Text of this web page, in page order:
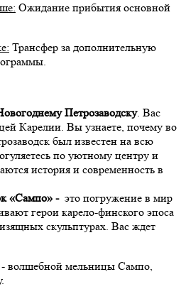
Ожидание прибытия основной
Трансфер за дополнительную
Петрозаводску. Вас
Карелии. Вы узнаете, почему во
был известен на всю
по уютному центру и
история и современность в
«Сампо» - это погружение в мир
герои карело-финского эпоса
скульптурах. Вас ждет
- волшебной мельницы Сампо,